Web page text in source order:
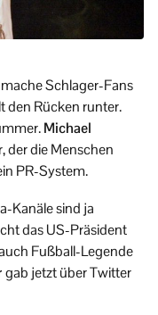
Schlager-Fans
den Rücken runter.
Michael
der die Menschen
PR-System.
Kanäle sind ja
das US-Präsident
Fußball-Legende
gab jetzt über Twitter